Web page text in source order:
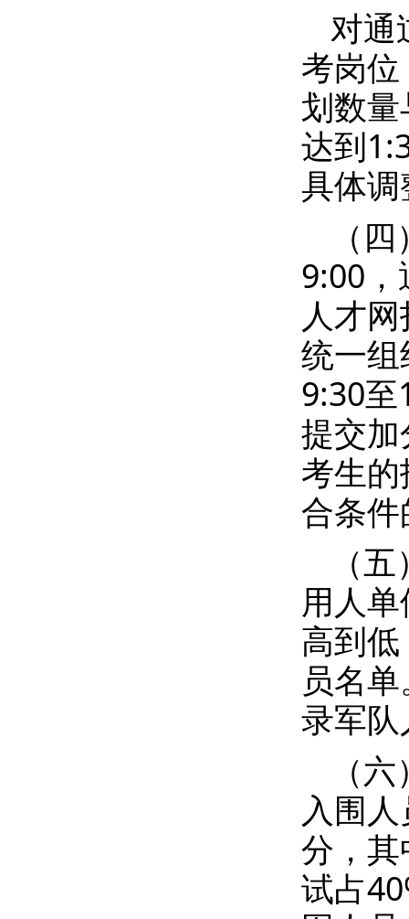
对通
考岗
划数
达到
具体
（
9:00
人才
统一
9:30
提交
考生
合条
（
用人
高到
员名
录军
（
入围
分，
试占